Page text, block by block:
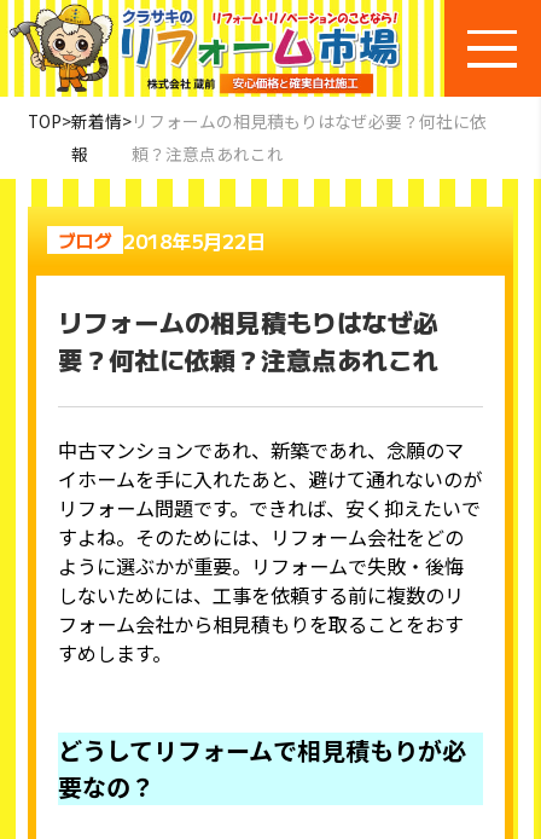
TOP>新着情
報
>リフォームの相見積もりはなぜ必要？何社に依
頼？注意点あれこれ
ブログ 2018年5月22日
リフォームの相見積もりはなぜ必
要？何社に依頼？注意点あれこれ
中古マンションであれ、新築であれ、念願のマ
イホームを手に入れたあと、避けて通れないのが
リフォーム問題です。できれば、安く抑えたいで
すよね。そのためには、リフォーム会社をどの
ように選ぶかが重要。リフォームで失敗・後悔
しないためには、工事を依頼する前に複数のリ
フォーム会社から相見積もりを取ることをおす
すめします。
どうしてリフォームで相見積もりが必
要なの？